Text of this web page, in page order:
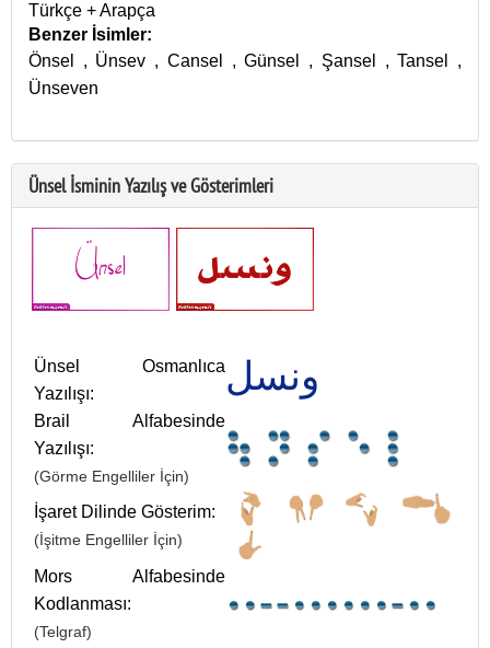
Türkçe + Arapça
Benzer İsimler:
Önsel
, Ünsev , Cansel ,Günsel , Şansel ,Tansel
,
Ünseven
Ünsel İsminin Yazılış ve Gösterimleri
Ünsel Osmanlıca
Yazılışı:
ونسل
Brail Alfabesinde
Yazılışı:
(Görme Engelliler İçin)
İşaret Dilinde Gösterim:
(İşitme Engelliler İçin)
Mors Alfabesinde
Kodlanması:
(Telgraf)